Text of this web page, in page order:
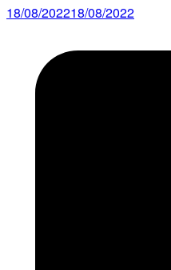
18/08/202218/08/2022